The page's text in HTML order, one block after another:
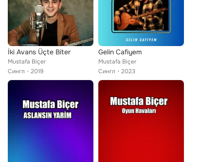
İki Avans Üçte Biter
Mustafa Biçer
Сингл
2019
Gelin Cafiyem
Mustafa Biçer
Сингл
2023